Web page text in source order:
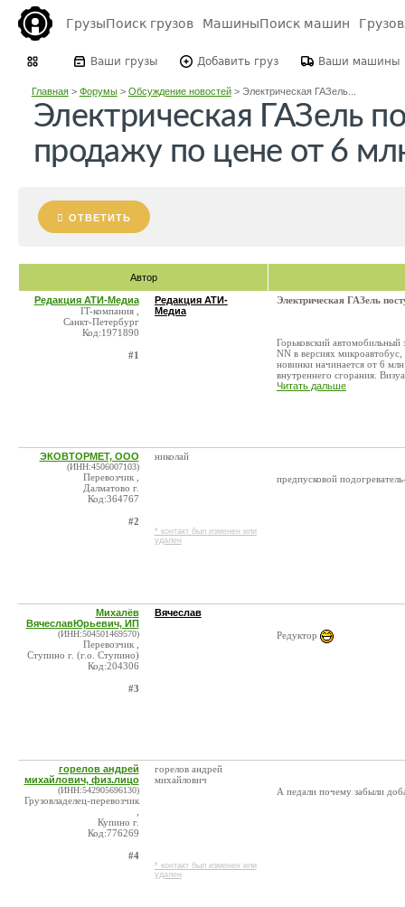
ГрузыПоиск грузов МашиныПоиск машин
Ваши грузы Добавить груз Ваши машины
Главная> Форумы> Обсуждение новостей> Электрическая ГАЗель...
Электрическая ГАЗель
продажу по цене от 6
ОТВЕТИТЬ
Автор
Редакция АТИ-Медиа
IT-компания ,
Санкт-Петербург
Код:1971890
#1
Редакция АТИ-
Медиа
Электрическая ГАЗель
Горьковский автомобильный
NN в версиях
новинки начинается от 6
внутреннего сгорания.
Читать дальше
ЭКОВТОРМЕТ, ООО
(ИНН:4506007103)
Перевозчик ,
Далматово г.
Код:364767
#2
николай
* контакт был изменен или
удален
предпусковой
Михалёв
ВячеславЮрьевич, ИП
(ИНН:504501469570)
Перевозчик ,
Ступино г. (г.о. Ступино)
Код:204306
#3
Вячеслав
Редуктор
горелов андрей
михайлович, физ.лицо
(ИНН:542905696130)
Грузовладелец-перевозчик
Купино г.
Код:776269
#4
горелов андрей
михайлович
* контакт был изменен или
удален
А педали почему забыли